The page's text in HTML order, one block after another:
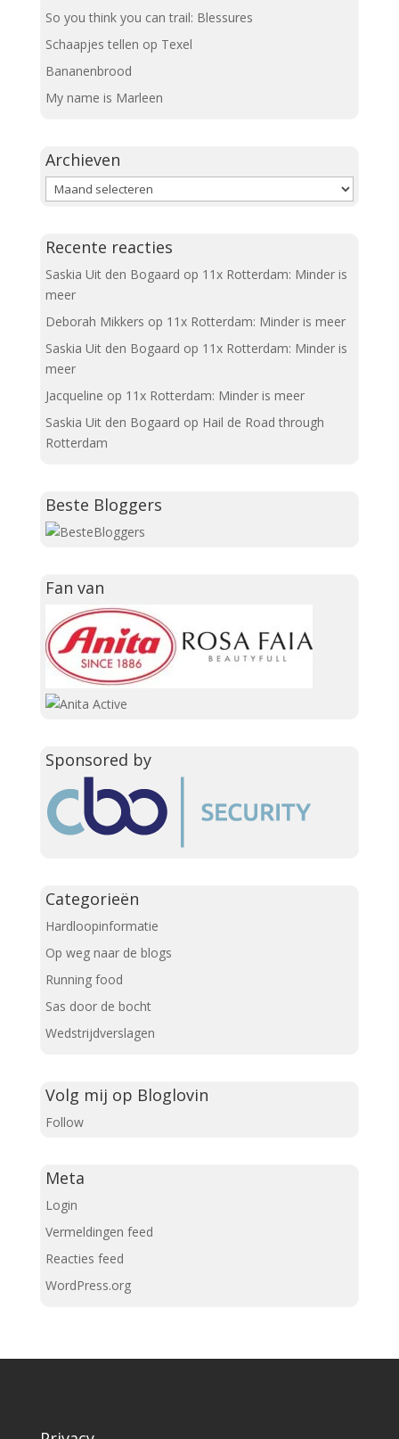
So you think you can trail: Blessures
Schaapjes tellen op Texel
Bananenbrood
My name is Marleen
Archieven
Archieven
Recente reacties
Saskia Uit den Bogaard op 11x Rotterdam: Minder is
meer
Deborah Mikkers op 11x Rotterdam: Minder is meer
Saskia Uit den Bogaard op 11x Rotterdam: Minder is
meer
Jacqueline op 11x Rotterdam: Minder is meer
Saskia Uit den Bogaard op Hail de Road through
Rotterdam
Beste Bloggers
Fan van
Sponsored by
Categorieën
Hardloopinformatie
Op weg naar de blogs
Running food
Sas door de bocht
Wedstrijdverslagen
Volg mij op Bloglovin
Follow
Meta
Login
Vermeldingen feed
Reacties feed
WordPress.org